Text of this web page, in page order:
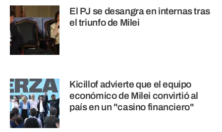
El PJ se desangra en internas tras
el triunfo de Milei
Kicillof advierte que el equipo
económico de Milei convirtió al
país en un "casino financiero"